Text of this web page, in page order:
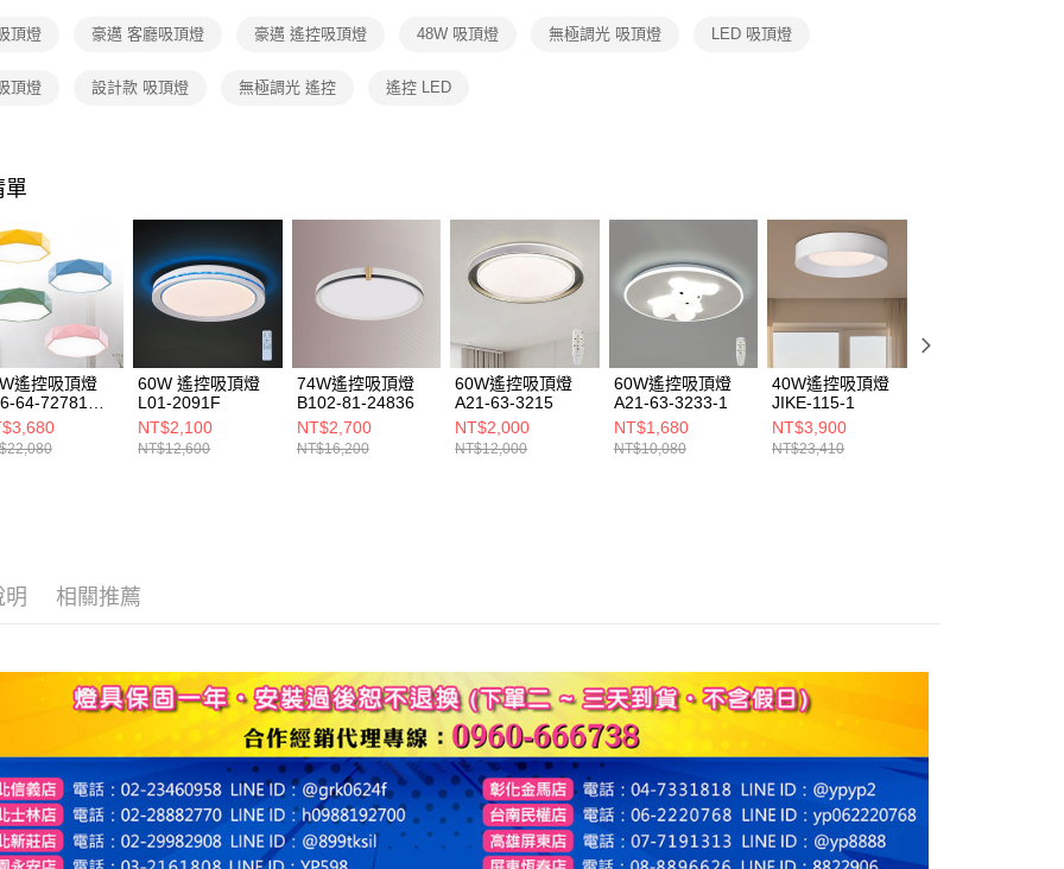
任。
頂燈 豪邁 客廳吸頂燈 豪邁 遙控吸頂燈 48W 吸頂燈 無極調光 吸頂燈 LED 吸頂燈
頂燈 設計款 吸頂燈 無極調光 遙控 遙控 LED
單
遙控吸頂燈
64-72781
72783
60W 遙控吸頂燈
L01-2091F
NT$2,100
NT$12,600
74W遙控吸頂燈
B102-81-24836
NT$2,700
NT$16,200
60W遙控吸頂燈
A21-63-3215
NT$2,000
NT$12,000
60W遙控吸頂燈
A21-63-3233-1
NT$1,680
NT$10,080
40W遙控吸頂燈
JIKE-115-1
NT$3,900
NT$23,410
明 相關推薦